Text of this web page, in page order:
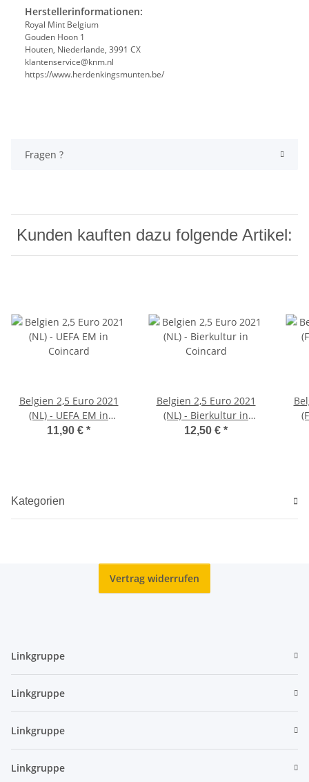
Herstellerinformationen:
Royal Mint Belgium
Gouden Hoon 1
Houten, Niederlande, 3991 CX
klantenservice@knm.nl
https://www.herdenkingsmunten.be/
Fragen ?
Kunden kauften dazu folgende Artikel:
Belgien 2,5 Euro 2021
(NL) - UEFA EM in
Coincard
11,90 € *
Belgien 2,5 Euro 2021
(NL) - Bierkultur in
Coincard
12,50 € *
Kategorien
Vertrag widerrufen
Linkgruppe
Linkgruppe
Linkgruppe
Linkgruppe